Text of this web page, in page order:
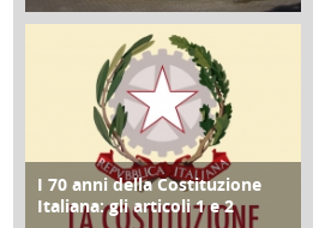
16 Febbraio 2018
FOCUS
I 70 anni della Costituzione
Italiana: gli articoli 1 e 2